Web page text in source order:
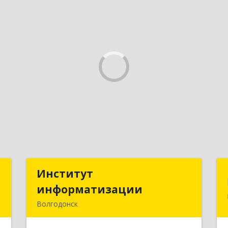
Институт
информатизации
Волгодонск
информатизации